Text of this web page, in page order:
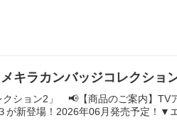
キラカンバッジコレクショ
ション2」 📢【商品のご案内】TV
新登場！2026年06月発売予定！▼